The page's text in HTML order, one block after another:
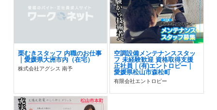
栗むきスタッフ 内職のお仕事
｜愛媛県大洲市内（在宅）
株式会社アグシス 南予
空調設備メンテナンススタッ
フ 未経験歓迎 資格取得支援
正社員｜(有)エントロピー｜
愛媛県松山市森松町
有限会社エントロピー